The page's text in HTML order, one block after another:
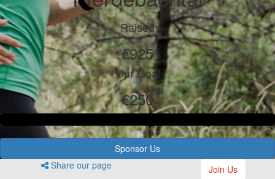
Raised
€925
Our Goal
€250
Sponsor Us
Share our page
Join Us